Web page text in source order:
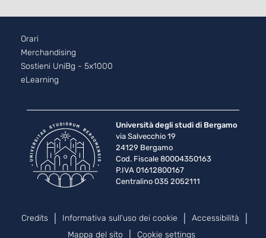
Footer - 2
Orari
Merchandising
Sostieni UniBg - 5x1000
eLearning
Università degli studi di Bergamo
via Salvecchio 19
24129 Bergamo
Cod. Fiscale 80004350163
P.IVA 01612800167
Centralino 035 2052111
Piè di pagina
Credits Informativa sull'uso dei cookie
Accessibilità
Mappa del sito
Cookie settings